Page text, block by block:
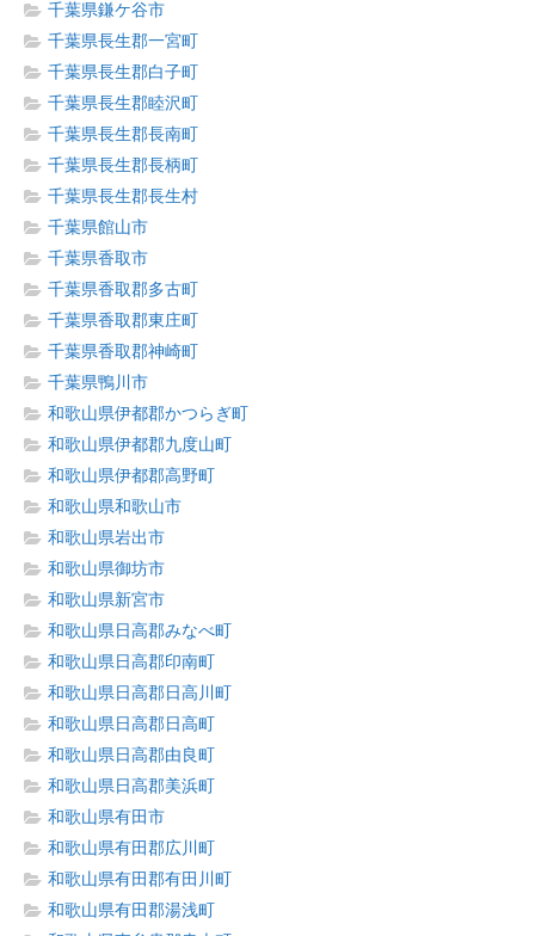
千葉県鎌ケ谷市
千葉県長生郡一宮町
千葉県長生郡白子町
千葉県長生郡睦沢町
千葉県長生郡長南町
千葉県長生郡長柄町
千葉県長生郡長生村
千葉県館山市
千葉県香取市
千葉県香取郡多古町
千葉県香取郡東庄町
千葉県香取郡神崎町
千葉県鴨川市
和歌山県伊都郡かつらぎ町
和歌山県伊都郡九度山町
和歌山県伊都郡高野町
和歌山県和歌山市
和歌山県岩出市
和歌山県御坊市
和歌山県新宮市
和歌山県日高郡みなべ町
和歌山県日高郡印南町
和歌山県日高郡日高川町
和歌山県日高郡日高町
和歌山県日高郡由良町
和歌山県日高郡美浜町
和歌山県有田市
和歌山県有田郡広川町
和歌山県有田郡有田川町
和歌山県有田郡湯浅町